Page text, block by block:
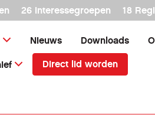
26 interessegroepen 18
Nieuws Downloads
Direct lid worden